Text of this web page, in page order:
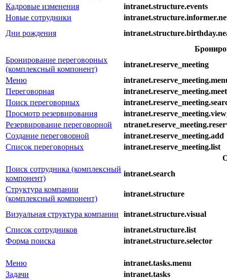
Кадровые изменения
intranet.structure.events
Новые сотрудники
Дни рождения
Бронирование переговорных
(комплексный компонент)
intranet.reserve_meeting
Меню
Переговорная
Поиск переговорных
Просмотр резервирования
Резервирование переговорной
Создание переговорной
intranet.reserve_meeting.add
Список переговорных
intranet.reserve_meeting.list
Поиск сотрудника (комплексный
компонент)
intranet.search
Структура компании
(комплексный компонент)
intranet.structure
Визуальная структура компании
intranet.structure.visual
Список сотрудников
intranet.structure.list
Форма поиска
intranet.structure.selector
Меню
intranet.tasks.menu
Задачи
intranet.tasks